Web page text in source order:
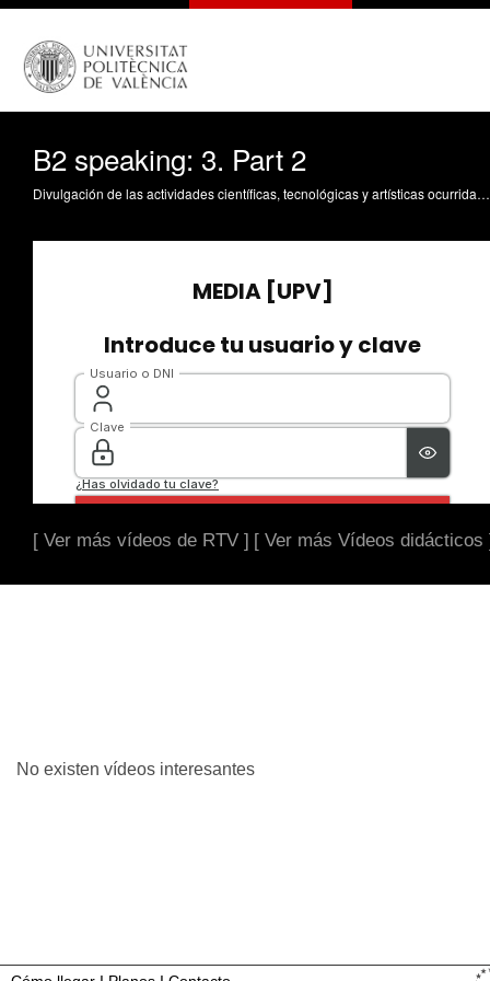
B2 speaking: 3. Part 2
Divulgación de las actividades científicas, tecnológicas y artísticas ocurridas en los tres campus de la UPV
[ Ver más vídeos de RTV ] [ Ver más Vídeos didácticos
No existen vídeos interesantes